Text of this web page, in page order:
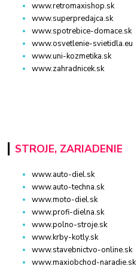
www.retromaxishop.sk
www.superpredajca.sk
www.spotrebice-domace.sk
www.osvetlenie-svietidla.eu
www.uni-kozmetika.sk
www.zahradnicek.sk
STROJE, ZARIADENIE
www.auto-diel.sk
www.auto-techna.sk
www.moto-diel.sk
www.profi-dielna.sk
www.polno-stroje.sk
www.krby-kotly.sk
www.stavebnictvo-online.sk
www.maxiobchod-naradie.sk